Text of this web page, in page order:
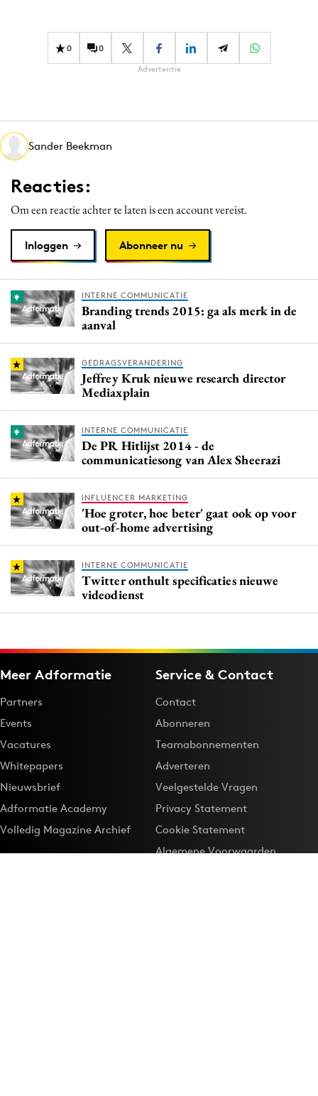
Diversiteit
Effectiviteit
Martech
Media
Merkstrategie
Purpose Marketing
Reputatie & crisis
0 0
Advertentie
Sander Beekman
Reacties:
Om een reactie achter te laten is een account vereist.
Inloggen Abonneer nu
INTERNE COMMUNICATIE
Branding trends 2015: ga als merk in de
aanval
GEDRAGSVERANDERING
Jeffrey Kruk nieuwe research director
Mediaxplain
INTERNE COMMUNICATIE
De PR Hitlijst 2014 - de
communicatiesong van Alex Sheerazi
INFLUENCER MARKETING
'Hoe groter, hoe beter' gaat ook op voor
out-of-home advertising
INTERNE COMMUNICATIE
Twitter onthult specificaties nieuwe
videodienst
Meer Adformatie
Partners
Events
Vacatures
Whitepapers
Nieuwsbrief
Adformatie Academy
Volledig Magazine Archief
Service & Contact
Contact
Abonneren
Teamabonnementen
Adverteren
Veelgestelde Vragen
Privacy Statement
Cookie Statement
Algemene Voorwaarden